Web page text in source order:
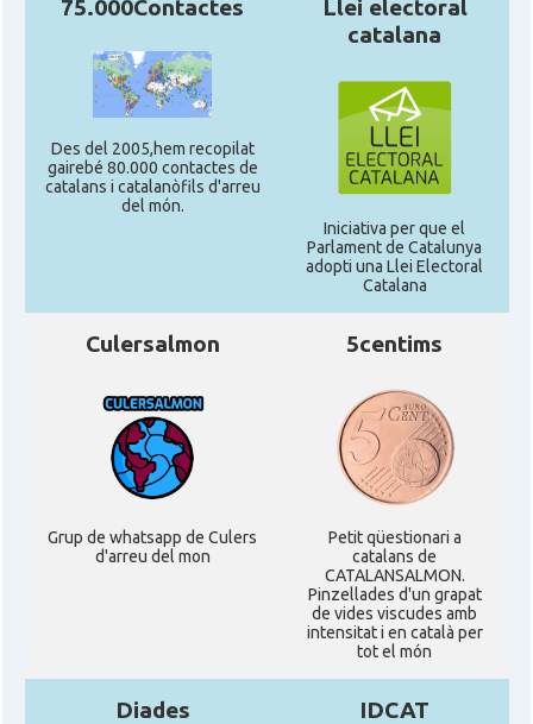
75.000Contactes
Des del 2005,hem recopilat
gairebé 80.000 contactes de
catalans i catalanòfils d'arreu
del món.
Llei electoral
catalana
Iniciativa per que el
Parlament de Catalunya
adopti una Llei Electoral
Catalana
Culersalmon
Grup de whatsapp de Culers
d'arreu del mon
5centims
Petit qüestionari a
catalans de
CATALANSALMON.
Pinzellades d'un grapat
de vides viscudes amb
intensitat i en català per
tot el món
Diades IDCAT